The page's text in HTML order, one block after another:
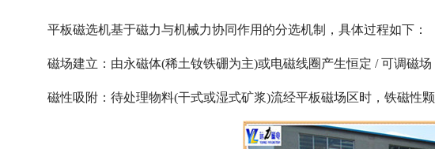
平板磁选机基于磁力与机械力协同作用的分选机制，具体过程如下：
磁场建立：由永磁体(稀土钕铁硼为主)或电磁线圈产生恒定 / 可调磁
磁性吸附：待处理物料(干式或湿式矿浆)流经平板磁场区时，铁磁性